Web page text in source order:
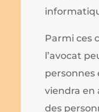
Parmi ces
l’avocat
personnes
viendra en
des